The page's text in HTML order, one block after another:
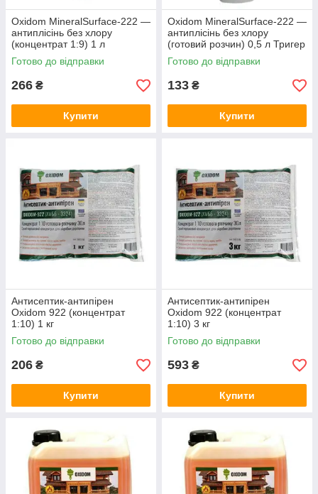
Oxidom MineralSurface-222 —
антиплісінь без хлору
(концентрат 1:9) 1 л
Готово до відправки
266 ₴
Купити
Oxidom MineralSurface-222 —
антиплісінь без хлору
(готовий розчин) 0,5 л Тригер
Готово до відправки
133 ₴
Купити
Антисептик-антипірен
Oxidom 922 (концентрат
1:10) 1 кг
Готово до відправки
206 ₴
Купити
Антисептик-антипірен
Oxidom 922 (концентрат
1:10) 3 кг
Готово до відправки
593 ₴
Купити